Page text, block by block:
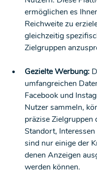
ermöglichen es
Reichweite zu
gleichzeitig
Zielgruppen
Gezielte Werbung:
umfangreichen
Facebook und
Nutzer sammeln,
präzise Zielgruppen
Standort,
sind nur einige der
denen Anzeigen
werden können.